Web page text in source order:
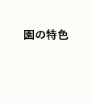
園の特色